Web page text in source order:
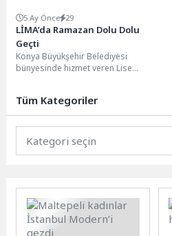
5 Ay Önce 29
LİMA’da Ramazan Dolu Dolu
Geçti
Konya Büyükşehir Belediyesi
bünyesinde hizmet veren Lise
atmosferle...
Tüm Kategoriler